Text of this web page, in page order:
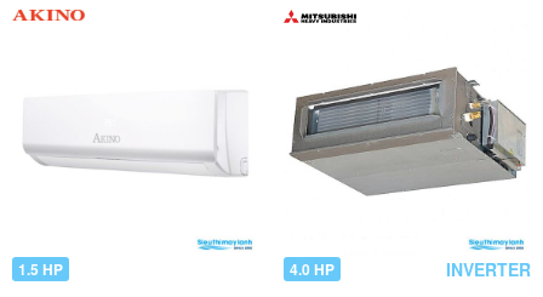
1.5 HP 4.0 HP INVERTER